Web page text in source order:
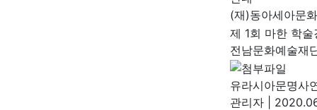
(재)동아세아문
제 1회 마한 학
전남문화예술재
유라시아문명사
관리자